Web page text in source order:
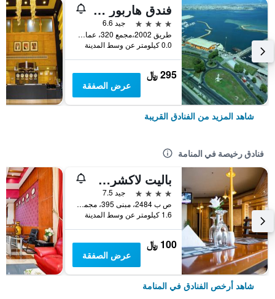
فندق هاربور سويتس من فندق هوليداي جالف
4 نجوم
جيد 6.6
طريق 2002،مجمع 320، عمارة 54, المنامة, البحرين
0.0 كيلومتر عن وسط المدينة
295 ﷼
عرض الصفقة
شاهد المزيد من الفنادق القريبة
فنادق رخيصة في المنامة
باليت لاكشري مارينا فيو، المعروف سابقًا باسم فندق هابي دايز
4 نجوم
جيد 7.5
ص ب 2484، مبنى 395، مجمع 319، شارع 1912, المنامة, البحرين
1.6 كيلومتر عن وسط المدينة
100 ﷼
عرض الصفقة
شاهد أرخص الفنادق في المنامة